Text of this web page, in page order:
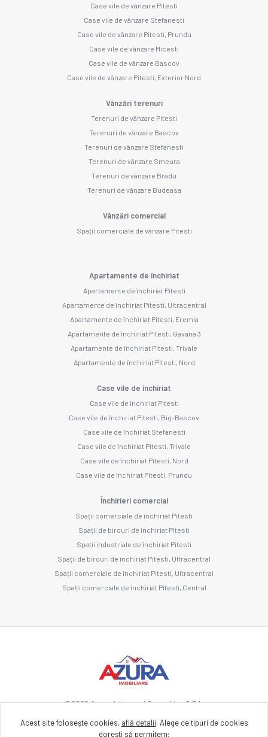
Case vile de vânzare Pitesti
Case vile de vânzare Stefanesti
Case vile de vânzare Pitesti, Prundu
Case vile de vânzare Micesti
Case vile de vânzare Bascov
Case vile de vânzare Pitesti, Exterior Nord
Vânzări terenuri
Terenuri de vânzare Pitesti
Terenuri de vânzare Bascov
Terenuri de vânzare Stefanesti
Terenuri de vânzare Smeura
Terenuri de vânzare Bradu
Terenuri de vânzare Budeasa
Vânzări comercial
Spații comerciale de vânzare Pitesti
Apartamente de închiriat
Apartamente de închiriat Pitesti
Apartamente de închiriat Pitesti, Ultracentral
Apartamente de închiriat Pitesti, Eremia
Apartamente de închiriat Pitesti, Gavana 3
Apartamente de închiriat Pitesti, Trivale
Apartamente de închiriat Pitesti, Nord
Case vile de închiriat
Case vile de închiriat Pitesti
Case vile de închiriat Pitesti, Big-Bascov
Case vile de închiriat Stefanesti
Case vile de închiriat Pitesti, Trivale
Case vile de închiriat Pitesti, Nord
Case vile de închiriat Pitesti, Prundu
Închirieri comercial
Spații comerciale de închiriat Pitesti
Spații de birouri de închiriat Pitesti
Spații industriale de închiriat Pitesti
Spații de birouri de închiriat Pitesti, Ultracentral
Spații comerciale de închiriat Pitesti, Ultracentral
Spații comerciale de închiriat Pitesti, Central
©2026Azura Advanced Consulting S.R.L.
Acest site folosește cookies, află detalii. Alege ce tipuri de cookies
dorești să permitem: